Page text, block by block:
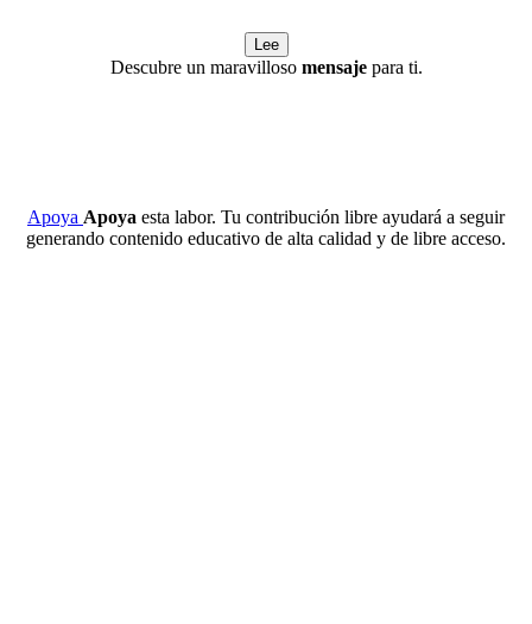
Lee
Descubre un maravilloso mensajepara ti.
Apoya Apoya esta labor. Tu contribución libre ayudará a seguir
generando contenido educativo de alta calidad y de libre acceso.